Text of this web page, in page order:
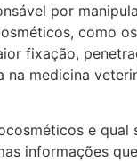
por
como
fixação,
na medicina
e
informações